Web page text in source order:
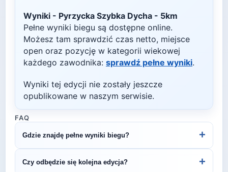
Wyniki - Pyrzycka Szybka Dycha - 5km
Pełne wyniki biegu są dostępne online.
Możesz tam sprawdzić czas netto, miejsce
open oraz pozycję w kategorii wiekowej
każdego zawodnika: sprawdź pełne wyniki.
Wyniki tej edycji nie zostały jeszcze
opublikowane w naszym serwisie.
FAQ
Gdzie znajdę pełne wyniki biegu? +
stronie internetowej lub na platformach takich jak
Czy odbędzie się kolejna edycja? +